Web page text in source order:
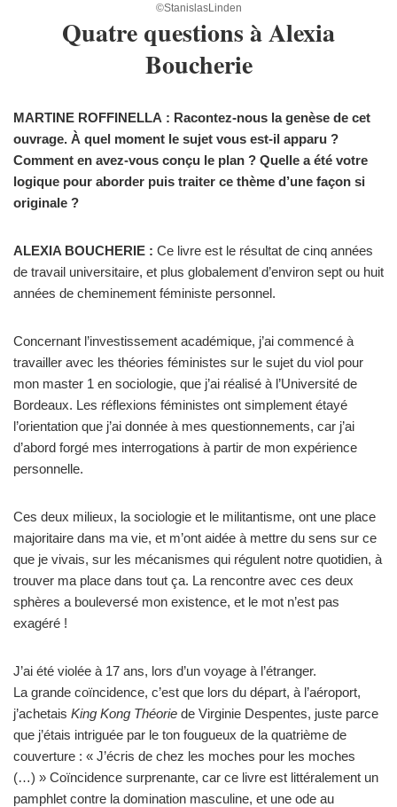
©StanislasLinden
Quatre questions à Alexia
Boucherie
MARTINE ROFFINELLA : Racontez-nous la genèse de cet
ouvrage. À quel moment le sujet vous est-il apparu ?
Comment en avez-vous conçu le plan ? Quelle a été votre
logique pour aborder puis traiter ce thème d’une façon si
originale ?
ALEXIA BOUCHERIE : Ce livre est le résultat de cinq années
de travail universitaire, et plus globalement d’environ sept ou huit
années de cheminement féministe personnel.
Concernant l’investissement académique, j’ai commencé à
travailler avec les théories féministes sur le sujet du viol pour
mon master 1 en sociologie, que j’ai réalisé à l’Université de
Bordeaux. Les réflexions féministes ont simplement étayé
l’orientation que j’ai donnée à mes questionnements, car j’ai
d’abord forgé mes interrogations à partir de mon expérience
personnelle.
Ces deux milieux, la sociologie et le militantisme, ont une place
majoritaire dans ma vie, et m’ont aidée à mettre du sens sur ce
que je vivais, sur les mécanismes qui régulent notre quotidien, à
trouver ma place dans tout ça. La rencontre avec ces deux
sphères a bouleversé mon existence, et le mot n’est pas
exagéré !
J’ai été violée à 17 ans, lors d’un voyage à l’étranger.
La grande coïncidence, c’est que lors du départ, à l’aéroport,
j’achetais King Kong Théorie de Virginie Despentes, juste parce
que j’étais intriguée par le ton fougueux de la quatrième de
couverture : « J’écris de chez les moches pour les moches
(…) » Coïncidence surprenante, car ce livre est littéralement un
pamphlet contre la domination masculine, et une ode au